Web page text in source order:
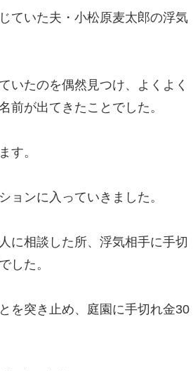
ていた夫・小松原麦太郎の浮気
いたのを偶然見つけ、よくよく
前が出てきたことでした。
す。
ョンに入っていきました。
に相談した所、浮気相手に手切
した。
を突き止め、庭園に手切れ金30